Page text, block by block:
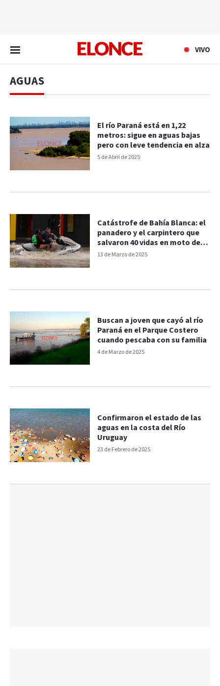
VIVO
AGUAS
5 de Abril de 2025
El río Paraná está en 1,22
metros: sigue en aguas bajas
pero con leve tendencia en alza
13 de Marzo de 2025
Catástrofe de Bahía Blanca: el
panadero y el carpintero que
salvaron 40 vidas en moto de
agua
4 de Marzo de 2025
Buscan a joven que cayó al río
Paraná en el Parque Costero
cuando pescaba con su familia
23 de Febrero de 2025
Confirmaron el estado de las
aguas en la costa del Río
Uruguay